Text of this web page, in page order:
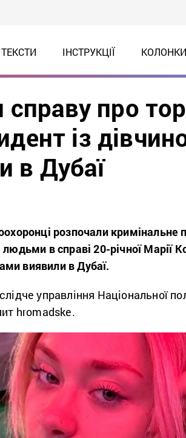
ТЕКСТИ ІНСТРУКЦІЇ КОЛОНКИ
справу про
із
в Дубаї
розпочали
людьми в справі 20-річної Марії
виявили в Дубаї.
управління Національної
hromadske.